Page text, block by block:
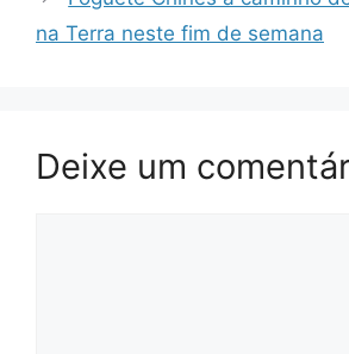
na Terra neste fim de semana
Deixe um